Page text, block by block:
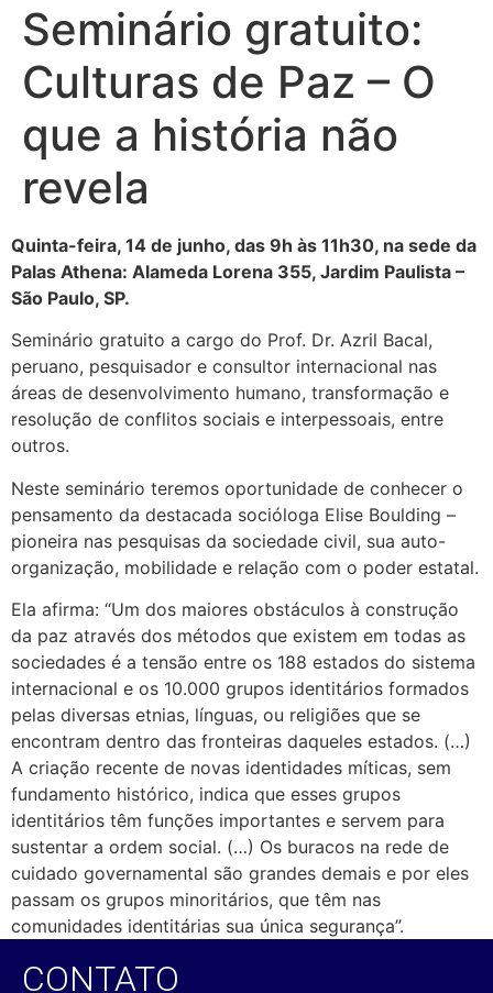
Seminário gratuito:
Culturas de Paz – O
que a história não
revela
Quinta-feira, 14 de junho, das 9h às 11h30, na sede da
Palas Athena: Alameda Lorena 355, Jardim Paulista –
São Paulo, SP.
Seminário gratuito a cargo do Prof. Dr. Azril Bacal,
peruano, pesquisador e consultor internacional nas
áreas de desenvolvimento humano, transformação e
resolução de conflitos sociais e interpessoais, entre
outros.
Neste seminário teremos oportunidade de conhecer o
pensamento da destacada socióloga Elise Boulding –
pioneira nas pesquisas da sociedade civil, sua auto-
organização, mobilidade e relação com o poder estatal.
Ela afirma: “Um dos maiores obstáculos à construção
da paz através dos métodos que existem em todas as
sociedades é a tensão entre os 188 estados do sistema
internacional e os 10.000 grupos identitários formados
pelas diversas etnias, línguas, ou religiões que se
encontram dentro das fronteiras daqueles estados. (…)
A criação recente de novas identidades míticas, sem
fundamento histórico, indica que esses grupos
identitários têm funções importantes e servem para
sustentar a ordem social. (…) Os buracos na rede de
cuidado governamental são grandes demais e por eles
passam os grupos minoritários, que têm nas
comunidades identitárias sua única segurança”.
CONTATO